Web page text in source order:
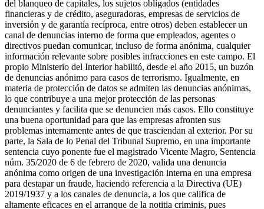
del blanqueo de capitales, los sujetos obligados (entidades
financieras y de crédito, aseguradoras, empresas de servicios de
inversión y de garantía recíproca, entre otros) deben establecer un
canal de denuncias interno de forma que empleados, agentes o
directivos puedan comunicar, incluso de forma anónima, cualquier
información relevante sobre posibles infracciones en este campo. El
propio Ministerio del Interior habilitó, desde el año 2015, un buzón
de denuncias anónimo para casos de terrorismo. Igualmente, en
materia de protección de datos se admiten las denuncias anónimas,
lo que contribuye a una mejor protección de las personas
denunciantes y facilita que se denuncien más casos. Ello constituye
una buena oportunidad para que las empresas afronten sus
problemas internamente antes de que trasciendan al exterior. Por su
parte, la Sala de lo Penal del Tribunal Supremo, en una importante
sentencia cuyo ponente fue el magistrado Vicente Magro, Sentencia
núm. 35/2020 de 6 de febrero de 2020, valida una denuncia
anónima como origen de una investigación interna en una empresa
para destapar un fraude, haciendo referencia a la Directiva (UE)
2019/1937 y a los canales de denuncia, a los que califica de
altamente eficaces en el arranque de la notitia criminis, pues